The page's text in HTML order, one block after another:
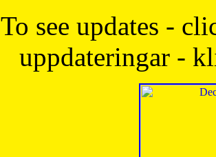
To see updates -
uppdateringar -